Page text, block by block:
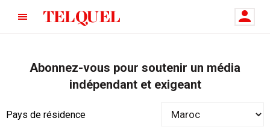
Abonnez-vous pour soutenir un média
indépendant et exigeant
Pays de résidence